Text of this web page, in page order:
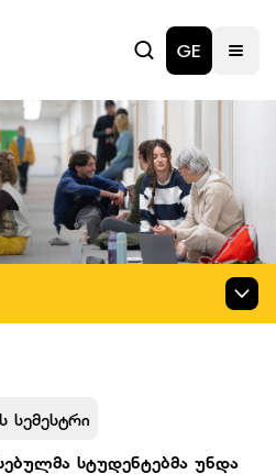
GE
სემესტრი
სტუდენტებმა უნდა